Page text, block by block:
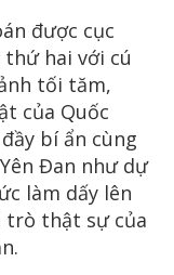
được cục
hai với cú
tối tăm,
của Quốc
bí ẩn cùng
Đan như dự
làm dấy lên
trò thật sự của